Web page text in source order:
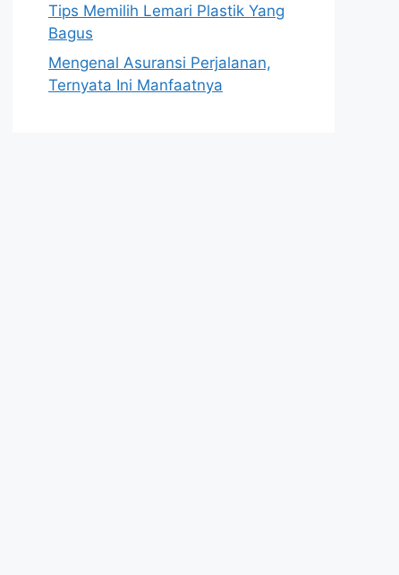
Tips Memilih Lemari Plastik Yang
Bagus
Mengenal Asuransi Perjalanan,
Ternyata Ini Manfaatnya